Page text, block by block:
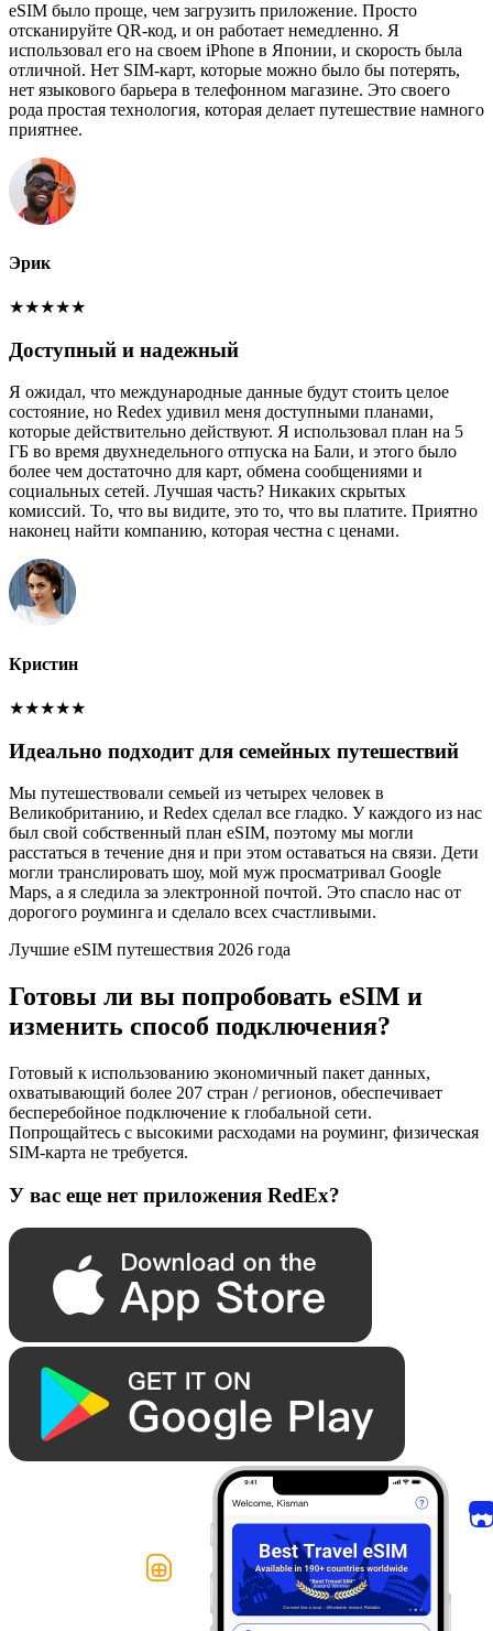
eSIM было проще, чем загрузить приложение. Просто
отсканируйте QR-код, и он работает немедленно. Я
использовал его на своем iPhone в Японии, и скорость была
отличной. Нет SIM-карт, которые можно было бы потерять,
нет языкового барьера в телефонном магазине. Это своего
рода простая технология, которая делает путешествие намного
приятнее.
Эрик
★★★★★
Доступный и надежный
Я ожидал, что международные данные будут стоить целое
состояние, но Redex удивил меня доступными планами,
которые действительно действуют. Я использовал план на 5
ГБ во время двухнедельного отпуска на Бали, и этого было
более чем достаточно для карт, обмена сообщениями и
социальных сетей. Лучшая часть? Никаких скрытых
комиссий. То, что вы видите, это то, что вы платите. Приятно
наконец найти компанию, которая честна с ценами.
Кристин
★★★★★
Идеально подходит для семейных путешествий
Мы путешествовали семьей из четырех человек в
Великобританию, и Redex сделал все гладко. У каждого из нас
был свой собственный план eSIM, поэтому мы могли
расстаться в течение дня и при этом оставаться на связи. Дети
могли транслировать шоу, мой муж просматривал Google
Maps, а я следила за электронной почтой. Это спасло нас от
дорогого роуминга и сделало всех счастливыми.
Лучшие eSIM путешествия 2026 года
Готовы ли вы попробовать eSIM и
изменить способ подключения?
Готовый к использованию экономичный пакет данных,
охватывающий более 207 стран / регионов, обеспечивает
бесперебойное подключение к глобальной сети.
Попрощайтесь с высокими расходами на роуминг, физическая
SIM-карта не требуется.
У вас еще нет приложения RedEx?